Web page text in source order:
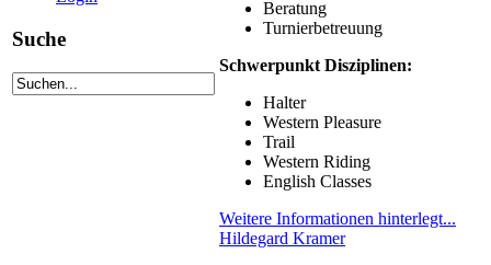
Suche
Beratung
Turnierbetreuung
Schwerpunkt Disziplinen:
Halter
Western Pleasure
Trail
Western Riding
English Classes
Weitere Informationen hinterlegt...
Hildegard Kramer